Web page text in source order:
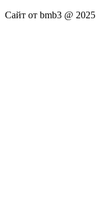
Сайт от bmb3 @ 2025